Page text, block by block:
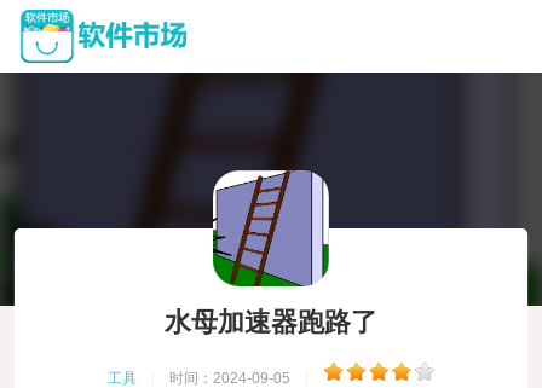
水母加速器跑路了
工具 时间：2024-09-05